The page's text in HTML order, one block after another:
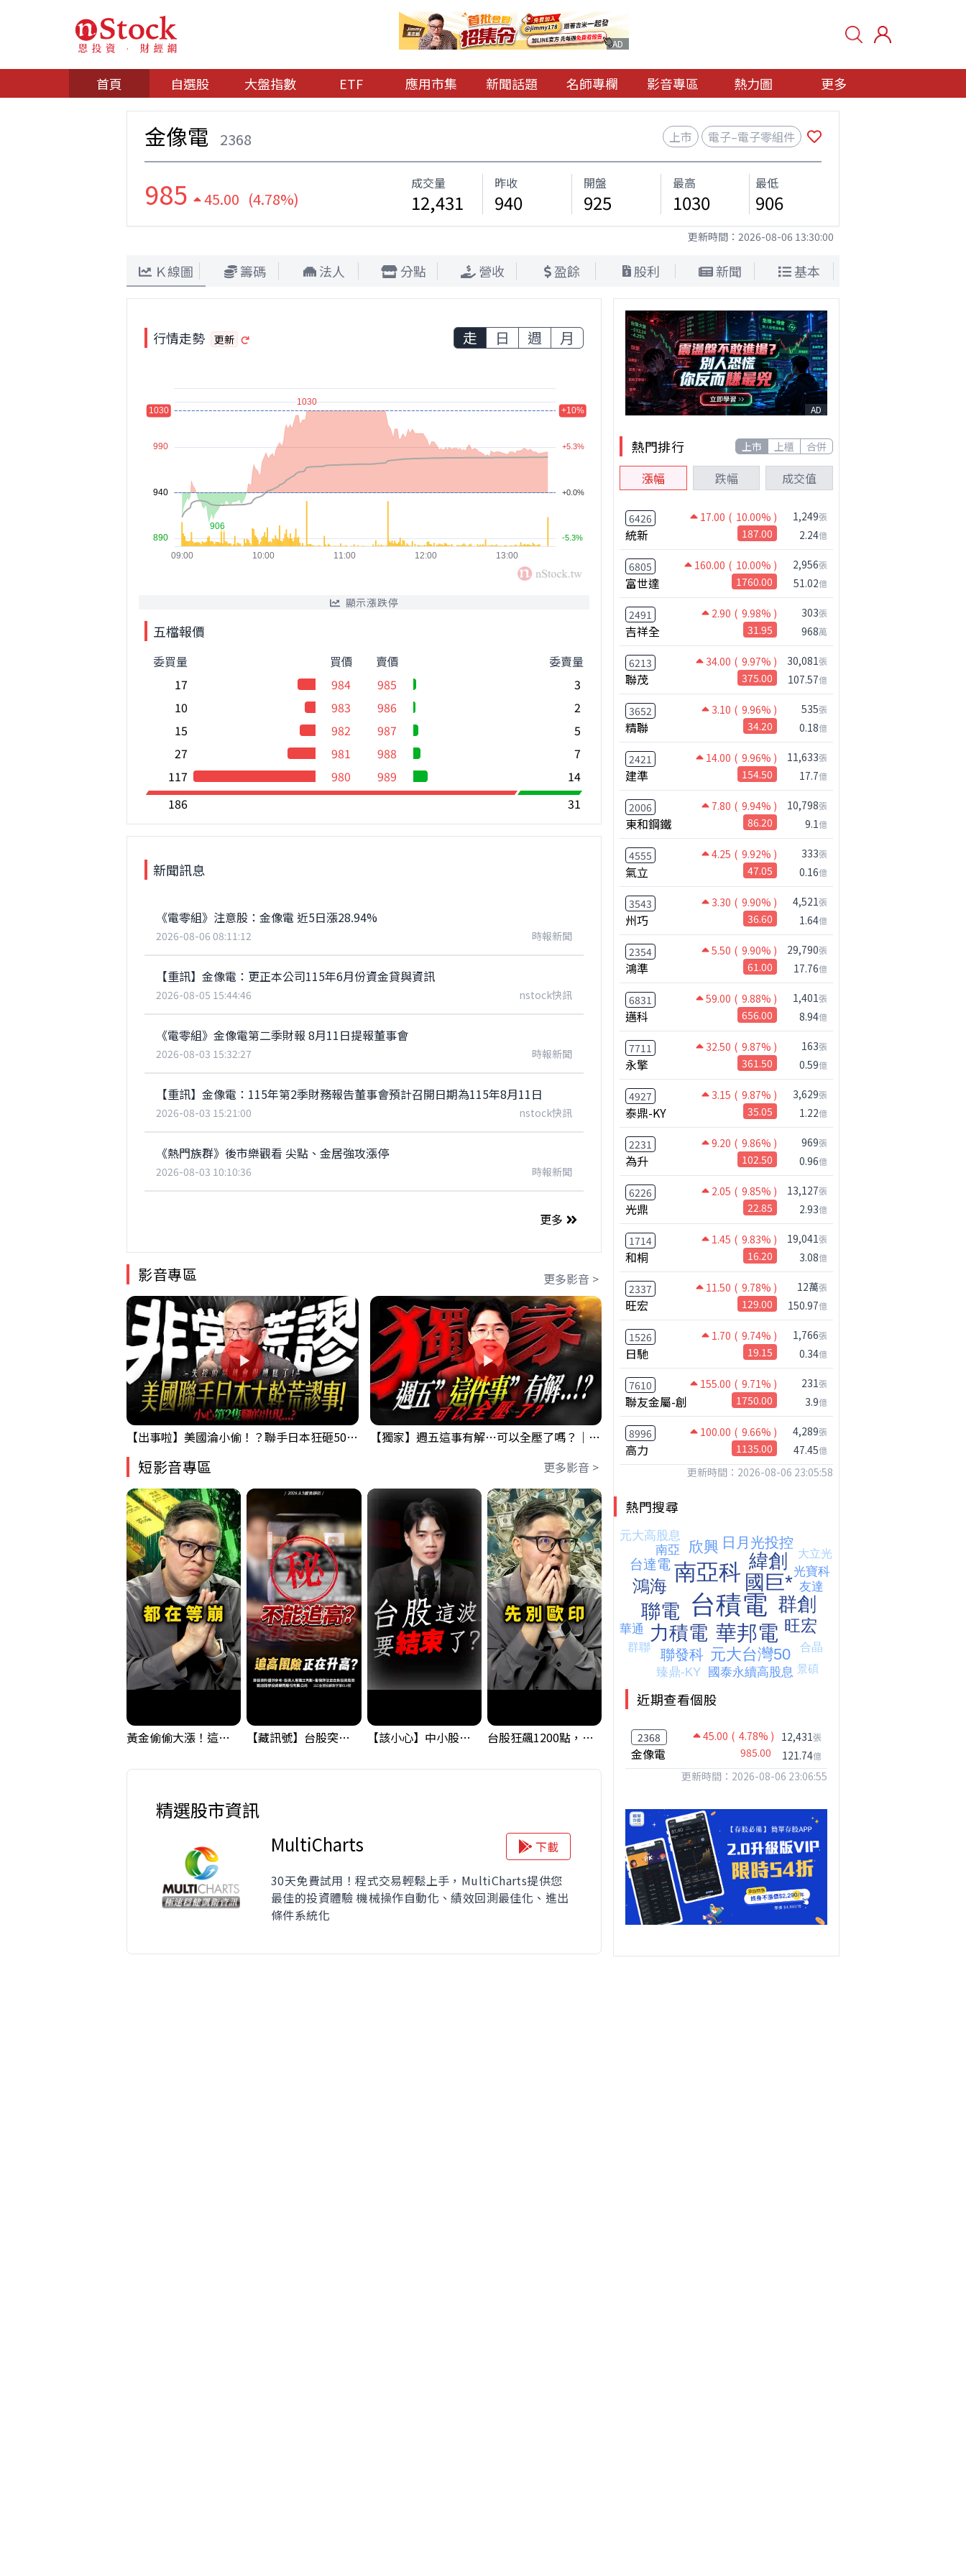
AD
首頁 自選股 大盤指數 ETF 應用市集 新聞話題 名師專欄 影音專區 熱力圖 更多
金像電 2368 上市 電子–電子零組件
985 45.00 (4.78%)
成交量
12,431
昨收
940
開盤
925
最高
1030
最低
906
更新時間： 2026-08-06 13:30:00
Ｋ線圖 籌碼 法人 分點 營收 盈餘 股利 新聞 基本
行情走勢 更新 走 日 週 月
顯示漲跌停
五檔報價
委買量
買價
17
984
10
983
15
982
27
981
117
980
賣價
委賣量
985
3
986
2
987
5
988
7
989
14
186
31
新聞訊息
《電零組》注意股：金像電 近5日漲28.94%
2026-08-06 08:11:12 時報新聞
【重訊】金像電：更正本公司115年6月份資金貸與資訊
2026-08-05 15:44:46 nstock快訊
《電零組》金像電第二季財報 8月11日提報董事會
2026-08-03 15:32:27 時報新聞
【重訊】金像電：115年第2季財務報告董事會預計召開日期為115年8月11日
2026-08-03 15:21:00 nstock快訊
《熱門族群》後市樂觀看 尖點、金居強攻漲停
2026-08-03 10:10:36 時報新聞
更多
影音專區 更多影音 >
【出事啦】美國淪小偷！？聯手日本狂砸50億幹荒謬事！美元急殺黃金噴發，外資準備血洗台股！？｜ Mr.永年 李｜ 盤後講股 Mr.永年 李 2026 / 08 / 06 【獨家】週五這事有解⋯可以全壓了嗎？｜錢進大趨勢 Mr.智霖 陳 2026/08/06
短影音專區 更多影音 >
黃金偷偷大漲！這才是決定台股生死的「真風向球」！｜Mr.Jimmy高志銘 #黃金 #美元指數 #聯準會 【藏訊號】台股突破季線，週一我提醒了這個關鍵訊號 【該小心】中小股派對結束 ? 關鍵訊號都指向... 台股狂飆1200點，但還有兩關沒過｜Mr.Jimmy高志銘 #台股 #期貨 #加權指數 【我被黑了?】是真的聽不懂嗎...還是... #股票分析 #因果分析 撐台股的不是投信，是買ETF的你自己｜Mr.Jimmy高志銘 #ETF #投信買超 #台股
精選股市資訊
MultiCharts
下載
30天免費試用！程式交易輕鬆上手，MultiCharts提供您
最佳的投資體驗 機械操作自動化、績效回測最佳化、進出
條件系統化
AD
熱門排行 上市 上櫃 合併
漲幅 跌幅 成交值
6426 17.00 ( 10.00% )
統新 187.00
1,249張
2.24億
6805 160.00 ( 10.00% )
富世達 1760.00
2,956張
51.02億
2491 2.90 ( 9.98% )
吉祥全 31.95
303張
968萬
6213 34.00 ( 9.97% )
聯茂 375.00
30,081張
107.57億
3652 3.10 ( 9.96% )
精聯 34.20
535張
0.18億
2421 14.00 ( 9.96% )
建準 154.50
11,633張
17.7億
2006 7.80 ( 9.94% )
東和鋼鐵 86.20
10,798張
9.1億
4555 4.25 ( 9.92% )
氣立 47.05
333張
0.16億
3543 3.30 ( 9.90% )
州巧 36.60
4,521張
1.64億
2354 5.50 ( 9.90% )
鴻準 61.00
29,790張
17.76億
6831 59.00 ( 9.88% )
邁科 656.00
1,401張
8.94億
7711 32.50 ( 9.87% )
永擎 361.50
163張
0.59億
4927 3.15 ( 9.87% )
泰鼎-KY 35.05
3,629張
1.22億
2231 9.20 ( 9.86% )
為升 102.50
969張
0.96億
6226 2.05 ( 9.85% )
光鼎 22.85
13,127張
2.93億
1714 1.45 ( 9.83% )
和桐 16.20
19,041張
3.08億
2337 11.50 ( 9.78% )
旺宏 129.00
12萬張
150.97億
1526 1.70 ( 9.74% )
日馳 19.15
1,766張
0.34億
7610 155.00 ( 9.71% )
聯友金屬-創 1750.00
231張
3.9億
8996 100.00 ( 9.66% )
高力 1135.00
4,289張
47.45億
更新時間：2026-08-06 23:05:58
熱門搜尋
近期查看個股
2368 45.00 ( 4.78% )
金像電 985.00
12,431張
121.74億
更新時間：2026-08-06 23:06:55